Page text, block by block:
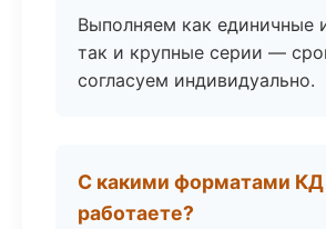
Выполняем как единичные
так и крупные серии —
согласуем индивидуально.
С какими форматами КД
работаете?